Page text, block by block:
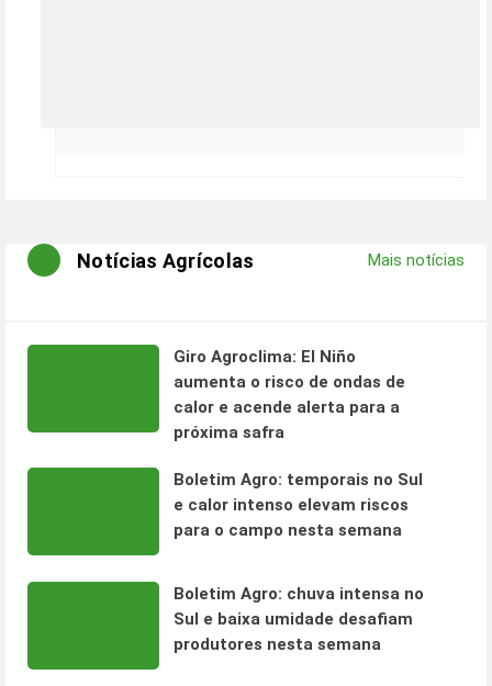
Notícias Agrícolas Mais notícias
Giro Agroclima: El Niño
aumenta o risco de ondas de
calor e acende alerta para a
próxima safra
Boletim Agro: temporais no Sul
e calor intenso elevam riscos
para o campo nesta semana
Boletim Agro: chuva intensa no
Sul e baixa umidade desafiam
produtores nesta semana